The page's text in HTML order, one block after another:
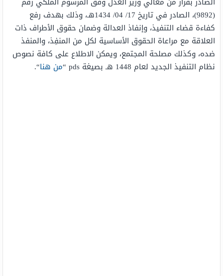
(9892)، الصادر في تاريخ 17/ 04/ 1434هـ، وذلك بهدف رفع
كفاءة قضاء التنفيذ، وإنفاذ العدالة وضمان حقوق الأطراف ذات
العلاقة مع مراعاة الحقوق الأساسية لكل من المنفِذ، والمنفذ
ضده، وكذلك مصلحة المجتمع، ويمكن الاطلاع على كافة نصوص
نظام التنفيذ الجديد لعام 1448 هـ بصيغة pds “
من هنا“.